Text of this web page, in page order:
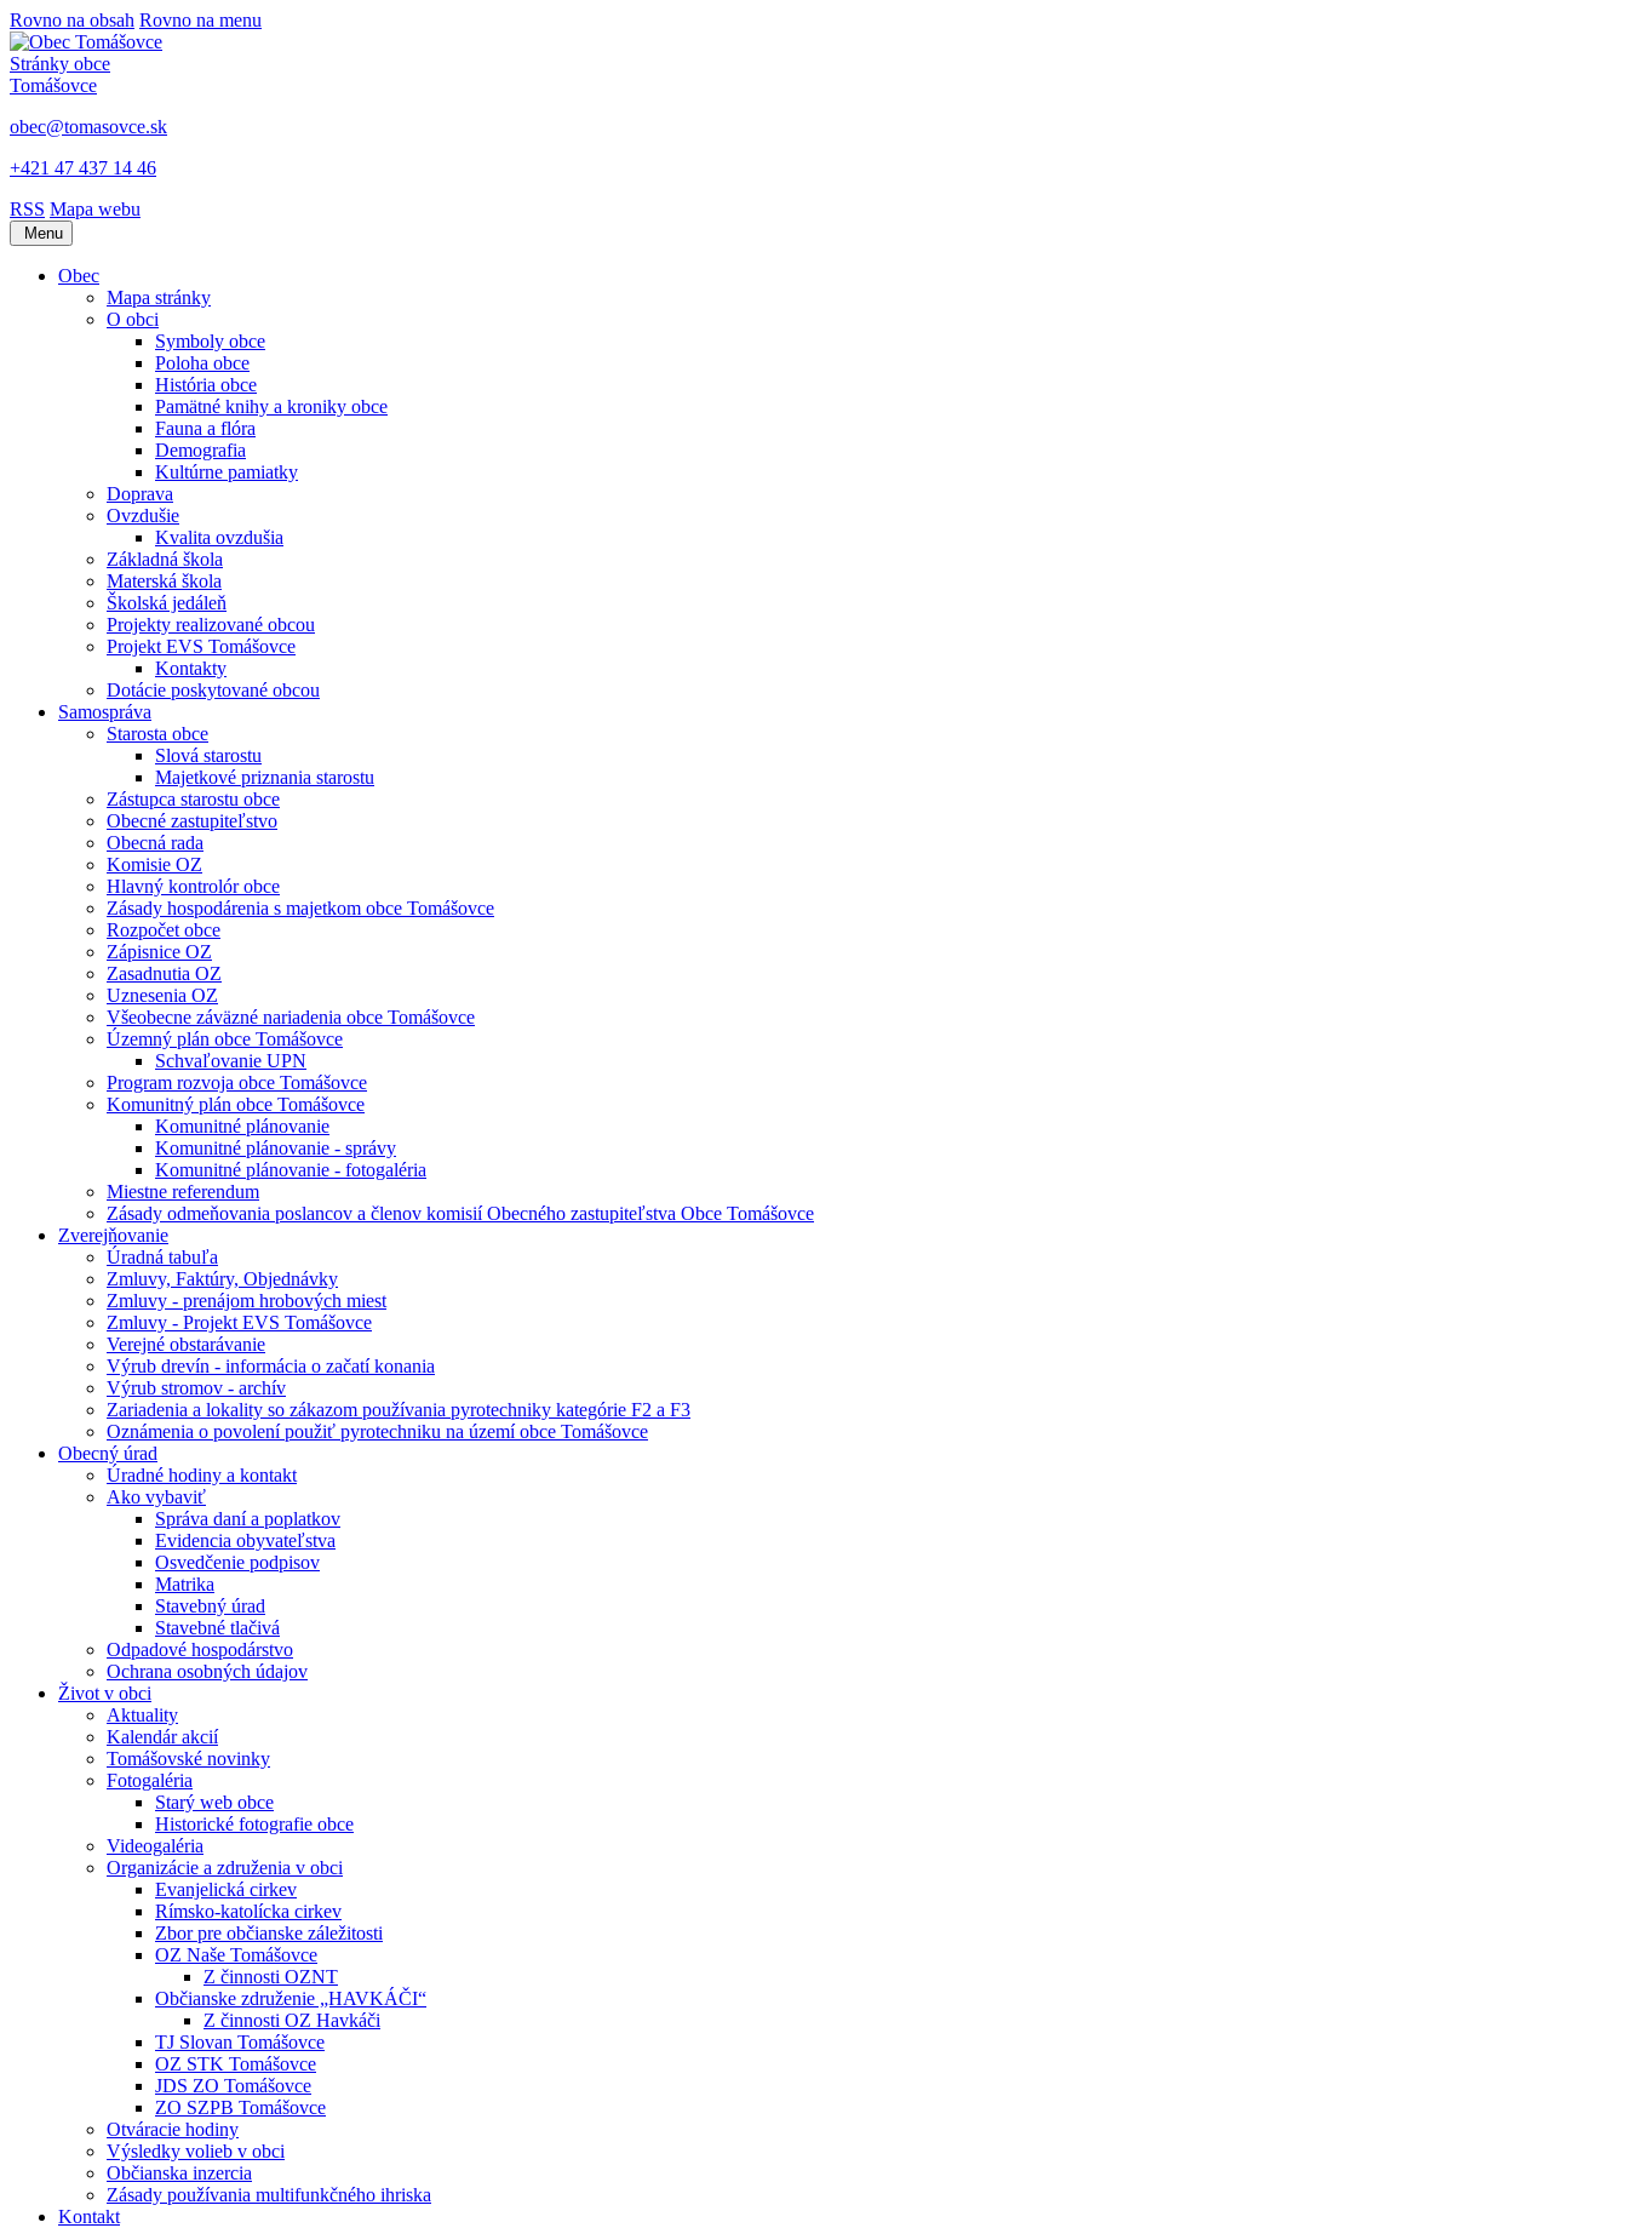
Rovno na obsah Rovno na menu
Stránky obce
Tomášovce
obec@tomasovce.sk
+421 47 437 14 46
RSS Mapa webu
Menu
Obec
Mapa stránky
O obci
Symboly obce
Poloha obce
História obce
Pamätné knihy a kroniky obce
Fauna a flóra
Demografia
Kultúrne pamiatky
Doprava
Ovzdušie
Kvalita ovzdušia
Základná škola
Materská škola
Školská jedáleň
Projekty realizované obcou
Projekt EVS Tomášovce
Kontakty
Dotácie poskytované obcou
Samospráva
Starosta obce
Slová starostu
Majetkové priznania starostu
Zástupca starostu obce
Obecné zastupiteľstvo
Obecná rada
Komisie OZ
Hlavný kontrolór obce
Zásady hospodárenia s majetkom obce Tomášovce
Rozpočet obce
Zápisnice OZ
Zasadnutia OZ
Uznesenia OZ
Všeobecne záväzné nariadenia obce Tomášovce
Územný plán obce Tomášovce
Schvaľovanie UPN
Program rozvoja obce Tomášovce
Komunitný plán obce Tomášovce
Komunitné plánovanie
Komunitné plánovanie - správy
Komunitné plánovanie - fotogaléria
Miestne referendum
Zásady odmeňovania poslancov a členov komisií Obecného zastupiteľstva Obce Tomášovce
Zverejňovanie
Úradná tabuľa
Zmluvy, Faktúry, Objednávky
Zmluvy - prenájom hrobových miest
Zmluvy - Projekt EVS Tomášovce
Verejné obstarávanie
Výrub drevín - informácia o začatí konania
Výrub stromov - archív
Zariadenia a lokality so zákazom používania pyrotechniky kategórie F2 a F3
Oznámenia o povolení použiť pyrotechniku na území obce Tomášovce
Obecný úrad
Úradné hodiny a kontakt
Ako vybaviť
Správa daní a poplatkov
Evidencia obyvateľstva
Osvedčenie podpisov
Matrika
Stavebný úrad
Stavebné tlačivá
Odpadové hospodárstvo
Ochrana osobných údajov
Život v obci
Aktuality
Kalendár akcií
Tomášovské novinky
Fotogaléria
Starý web obce
Historické fotografie obce
Videogaléria
Organizácie a združenia v obci
Evanjelická cirkev
Rímsko-katolícka cirkev
Zbor pre občianske záležitosti
OZ Naše Tomášovce
Z činnosti OZNT
Občianske združenie „HAVKÁČI“
Z činnosti OZ Havkáči
TJ Slovan Tomášovce
OZ STK Tomášovce
JDS ZO Tomášovce
ZO SZPB Tomášovce
Otváracie hodiny
Výsledky volieb v obci
Občianska inzercia
Zásady používania multifunkčného ihriska
Kontakt